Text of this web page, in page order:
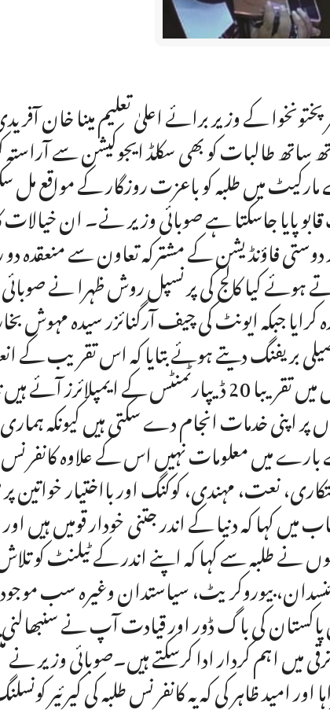
پختونخوا کے وزیر برائے اعلیٰ تعلیم مینا خان
ساتھ طالبات کو بھی سکلڈ ایجوکیشن سے
مارکیٹ میں طلبہ کو باعزت روزگار کے مواقع
پایا جاسکتا ہے صوبائی وزیر نے۔ ان خیالات کا
دوستی فاؤنڈیشن کے مشترکہ تعاون سے منعقدہ
ہوئے کیا کالج کی پرنسپل روش ظہرا نے
کرایا جبکہ ایونٹ کی چیف آرگنائزر سیدہ
بریفنگ دیتے ہوئے بتایا کہ اس تقریب کے
جس میں تقریبا 20 ڈیپارٹمنٹس کے
پر اپنی خدمات انجام دے سکتی ہیں کیونکہ
میں معلومات نہیں اس کے علاوہ کانفرنس
نعت، مہندی، کوکنگ اور بااختیار
میں کہا کہ دنیا کے اندر جتنی خودار قومیں
نے طلبہ سے کہا کہ اپنے اندر کے ٹیلنٹ کو
بیوروکریٹ، سیاستدان وغیرہ سب موجود
پاکستان کی باگ ڈور اور قیادت آپ نے
میں اہم کردار ادا کرسکتے ہیں۔صوبائی
اور امید ظاہر کی کہ یہ کانفرنس طلبہ کی کیرئیر